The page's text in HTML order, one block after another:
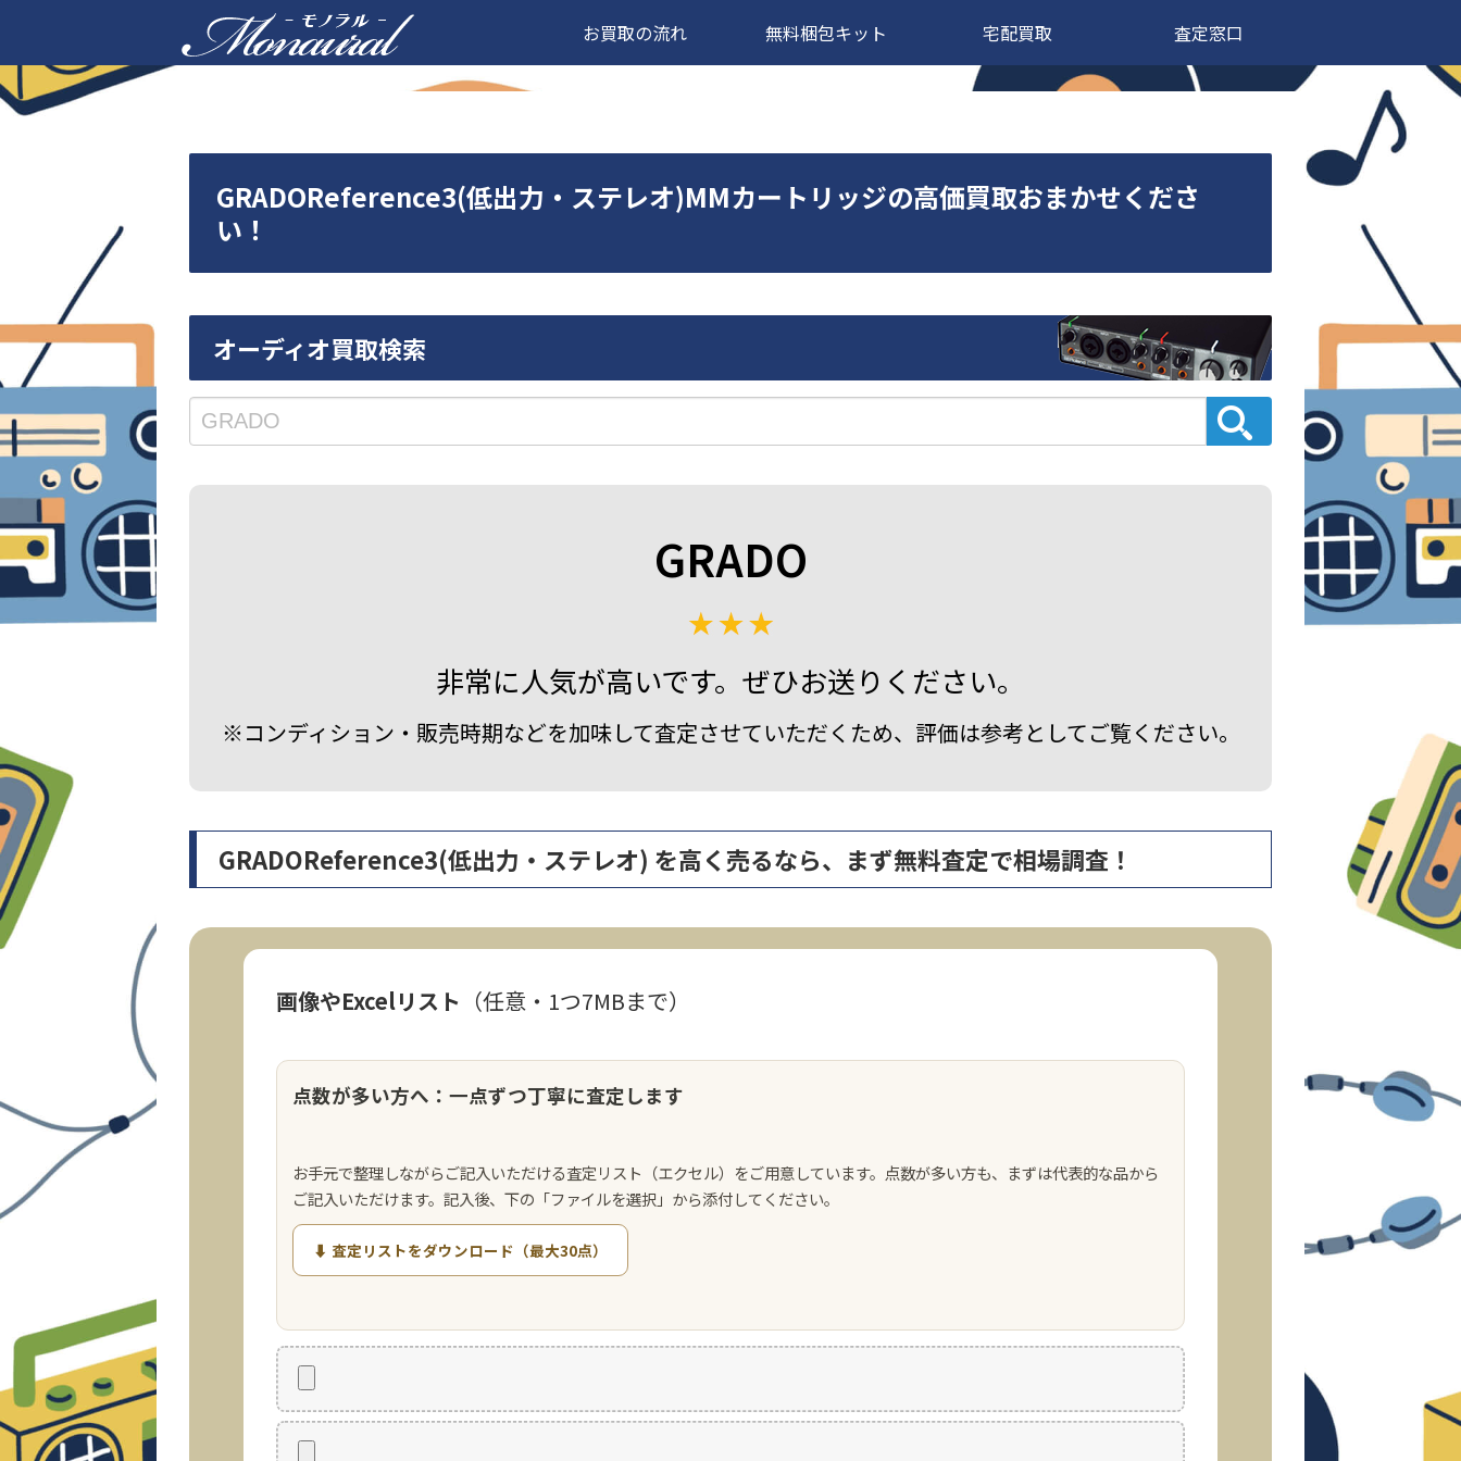
お買取の流れ 無料梱包キット 宅配買取 査定窓口
GRADOReference3(低出力・ステレオ)MMカートリッジの高価買取おまかせくださ
い！
オーディオ買取検索
GRADO
非常に人気が高いです。ぜひお送りください。
※コンディション・販売時期などを加味して査定させていただくため、評価は参考としてご覧ください。
GRADOReference3(低出力・ステレオ) を高く売るなら、まず無料査定で相場調査！
画像やExcelリスト （任意・1つ7MBまで）
点数が多い方へ：一点ずつ丁寧に査定します
お手元で整理しながらご記入いただける査定リスト（エクセル）をご用意しています。点数が多い方も、まずは代表的な品から
ご記入いただけます。記入後、下の「ファイルを選択」から添付してください。
⬇ 査定リストをダウンロード（最大30点）